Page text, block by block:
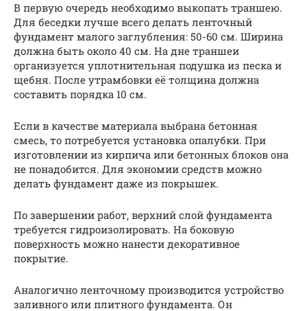
В первую очередь необходимо выкопать траншею.
Для беседки лучше всего делать ленточный
фундамент малого заглубления: 50-60 см. Ширина
должна быть около 40 см. На дне траншеи
организуется уплотнительная подушка из песка и
щебня. После утрамбовки её толщина должна
составить порядка 10 см.
Если в качестве материала выбрана бетонная
смесь, то потребуется установка опалубки. При
изготовлении из кирпича или бетонных блоков она
не понадобится. Для экономии средств можно
делать фундамент даже из покрышек.
По завершении работ, верхний слой фундамента
требуется гидроизолировать. На боковую
поверхность можно нанести декоративное
покрытие.
Аналогично ленточному производится устройство
заливного или плитного фундамента. Он